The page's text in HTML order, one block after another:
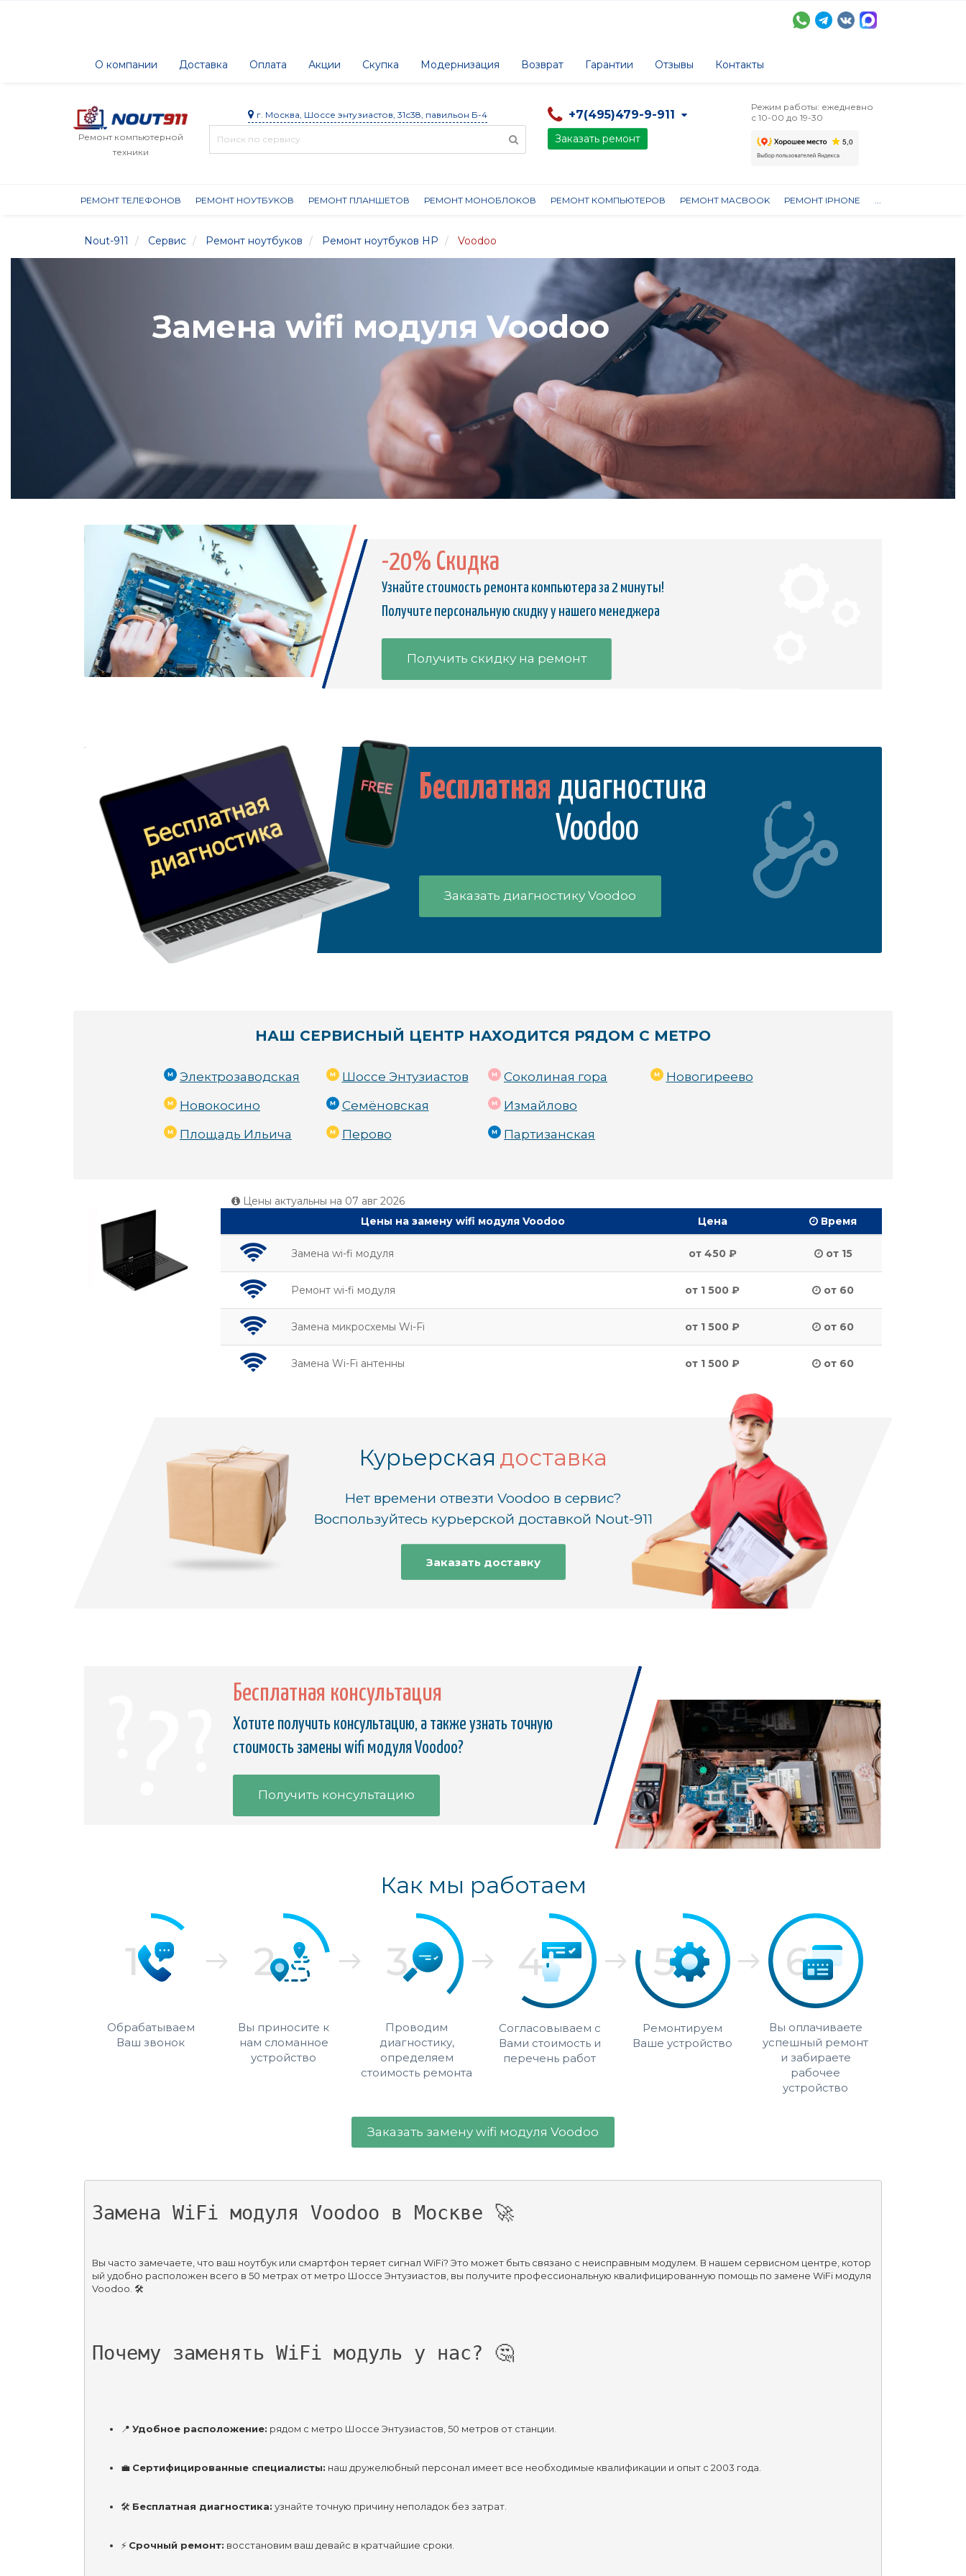
О компании Доставка Оплата Акции Скупка Модернизация Возврат Гарантии Отзывы Контакты
Ремонт компьютерной
техники
г. Москва, Шоссе энтузиастов, 31с38, павильон Б-4 +7(495)479-9-911
Заказать ремонт
Режим работы: ежедневно
с 10-00 до 19-30
РЕМОНТ ТЕЛЕФОНОВ РЕМОНТ НОУТБУКОВ РЕМОНТ ПЛАНШЕТОВ РЕМОНТ МОНОБЛОКОВ РЕМОНТ КОМПЬЮТЕРОВ РЕМОНТ MACBOOK РЕМОНТ IPHONE ...
Nout-911 Сервис Ремонт ноутбуков Ремонт ноутбуков HP Voodoo
Замена wifi модуля Voodoo
-20% Скидка
Узнайте стоимость ремонта компьютера за 2 минуты!
Получите персональную скидку у нашего менеджера
Получить скидку на ремонт
Бесплатная диагностика
Voodoo
Заказать диагностику Voodoo
НАШ СЕРВИСНЫЙ ЦЕНТР НАХОДИТСЯ РЯДОМ С МЕТРО
Электрозаводская
Новокосино
Площадь Ильича
Шоссе Энтузиастов
Семёновская
Перово
Соколиная гора
Измайлово
Партизанская
Новогиреево
Цены актуальны на 07 авг 2026
Цены на замену wifi модуля Voodoo
Цена Время
Замена wi-fi модуля от 450 ₽ от 15
Ремонт wi-fi модуля от 1 500 ₽ от 60
Замена микросхемы Wi-Fi от 1 500 ₽ от 60
Замена Wi-Fi антенны от 1 500 ₽ от 60
Курьерская доставка
Нет времени отвезти Voodoo в сервис?
Воспользуйтесь курьерской доставкой Nout-911
Заказать доставку
Бесплатная консультация
Хотите получить консультацию, а также узнать точную
стоимость замены wifi модуля Voodoo?
Получить консультацию
Как мы работаем
Обрабатываем
Ваш звонок
Вы приносите к
нам сломанное
устройство
Проводим
диагностику,
определяем
стоимость ремонта
Согласовываем с
Вами стоимость и
перечень работ
Ремонтируем
Ваше устройство
Вы оплачиваете
успешный ремонт
и забираете
рабочее
устройство
Заказать замену wifi модуля Voodoo
Замена WiFi модуля Voodoo в Москве 🚀
Вы часто замечаете, что ваш ноутбук или смартфон теряет сигнал WiFi? Это может быть связано с неисправным модулем. В нашем сервисном центре, котор
ый удобно расположен всего в 50 метрах от метро Шоссе Энтузиастов, вы получите профессиональную квалифицированную помощь по замене WiFi модуля
Voodoo. 🛠️
Почему заменять WiFi модуль у нас? 🤔
📍 Удобное расположение: рядом с метро Шоссе Энтузиастов, 50 метров от станции.
💼 Сертифицированные специалисты: наш дружелюбный персонал имеет все необходимые квалификации и опыт с 2003 года.
🛠 Бесплатная диагностика: узнайте точную причину неполадок без затрат.
⚡ Срочный ремонт: восстановим ваш девайс в кратчайшие сроки.